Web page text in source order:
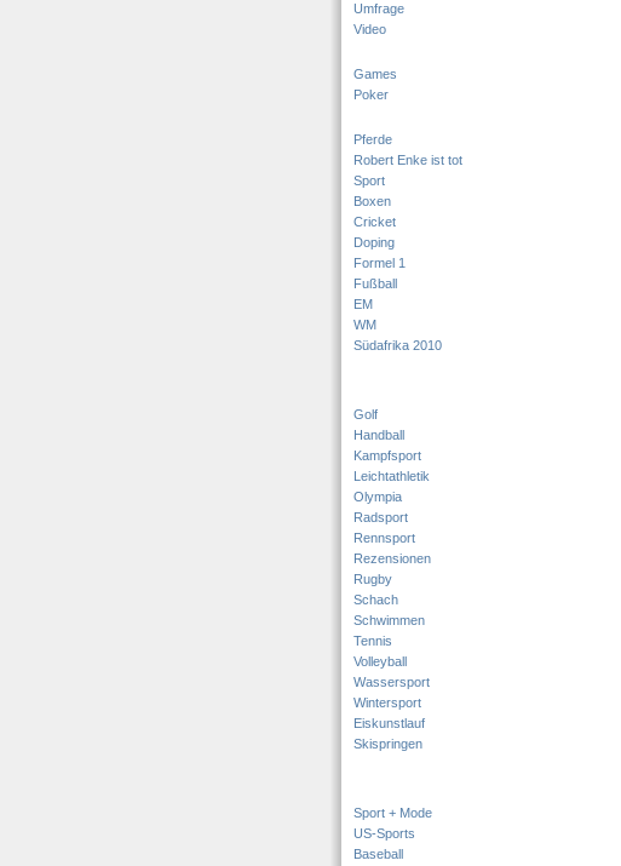
Umfrage
Video
Games
Poker
Pferde
Robert Enke ist tot
Sport
Boxen
Cricket
Doping
Formel 1
Fußball
EM
WM
Südafrika 2010
Golf
Handball
Kampfsport
Leichtathletik
Olympia
Radsport
Rennsport
Rezensionen
Rugby
Schach
Schwimmen
Tennis
Volleyball
Wassersport
Wintersport
Eiskunstlauf
Skispringen
Sport + Mode
US-Sports
Baseball